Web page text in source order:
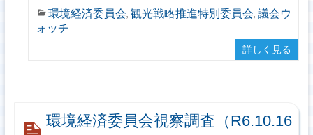
環境経済委員会, 観光戦略推進特別委員会, 議会ウ
ォッチ
詳しく見る
環境経済委員会視察調査（R6.10.16